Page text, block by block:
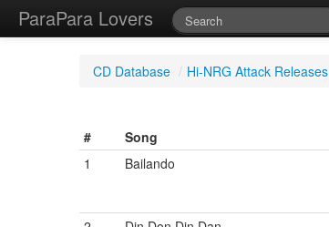
ParaPara Lovers
CD Database / Hi-NRG Attack Releases
#
Song
1
Bailando